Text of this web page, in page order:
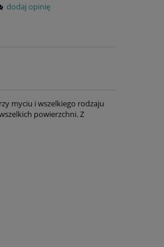
dodaj opinię
myciu i wszelkiego rodzaju
powierzchni. Z